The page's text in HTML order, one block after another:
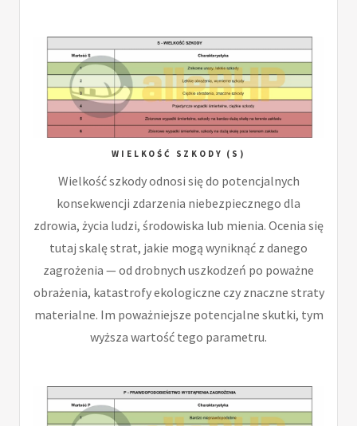
WIELKOŚĆ SZKODY (S)
Wielkość szkody odnosi się do potencjalnych
konsekwencji zdarzenia niebezpiecznego dla
zdrowia, życia ludzi, środowiska lub mienia. Ocenia się
tutaj skalę strat, jakie mogą wyniknąć z danego
zagrożenia — od drobnych uszkodzeń po poważne
obrażenia, katastrofy ekologiczne czy znaczne straty
materialne. Im poważniejsze potencjalne skutki, tym
wyższa wartość tego parametru.